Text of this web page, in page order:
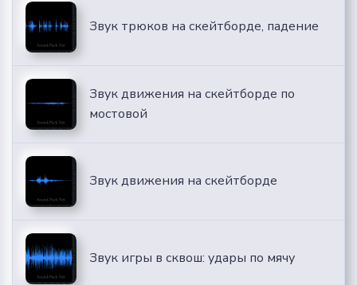
Звук трюков на скейтборде, падение
Звук движения на скейтборде по
мостовой
Звук движения на скейтборде
Звук игры в сквош: удары по мячу